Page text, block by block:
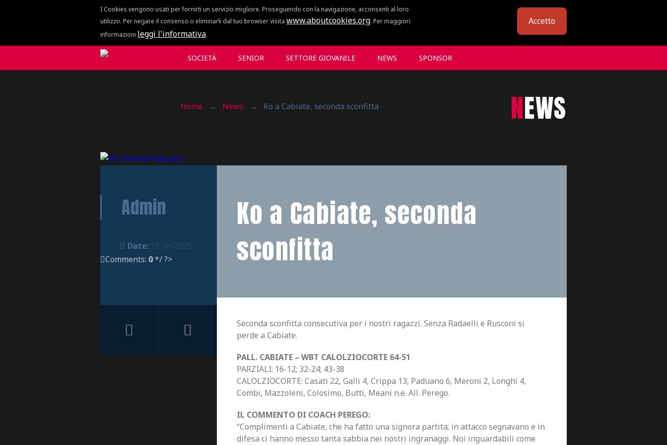
I Cookies vengono usati per fornirti un servizio migliore. Proseguendo con la navigazione, acconsenti al loro
utilizzo. Per negare il consenso o eliminarli dal tuo browser visita www.aboutcookies.org. Per maggiori
informazioni leggi l'informativa.
Accetto
SOCIETÀ SENIOR SETTORE GIOVANILE NEWS SPONSOR
Home → News → Ko a Cabiate, seconda sconfitta NEWS
Admin
Date: 18 Jan 2025
Comments: 0*/ ?>
Ko a Cabiate, seconda
sconfitta
Seconda sconfitta consecutiva per i nostri ragazzi. Senza Radaelli e Rusconi si
perde a Cabiate.
PALL. CABIATE – WBT CALOLZIOCORTE 64-51
PARZIALI: 16-12; 32-24; 43-38
CALOLZIOCORTE: Casati 22, Galli 4, Crippa 13, Paduano 6, Meroni 2, Longhi 4,
Combi, Mazzoleni, Colosimo, Butti, Meani n.e. All. Perego.
IL COMMENTO DI COACH PEREGO:
“Complimenti a Cabiate, che ha fatto una signora partita; in attacco segnavano e in
difesa ci hanno messo tanta sabbia nei nostri ingranaggi. Noi inguardabili come